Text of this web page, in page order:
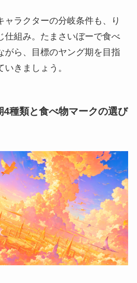
ャラクターの分岐条件も、り
仕組み。たまさいぼーで食べ
がら、目標のヤング期を目指
いきましょう。
4種類と食べ物マークの選び